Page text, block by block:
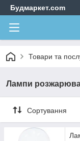
Будмаркет.com
Товари та
Лампи
Сортування